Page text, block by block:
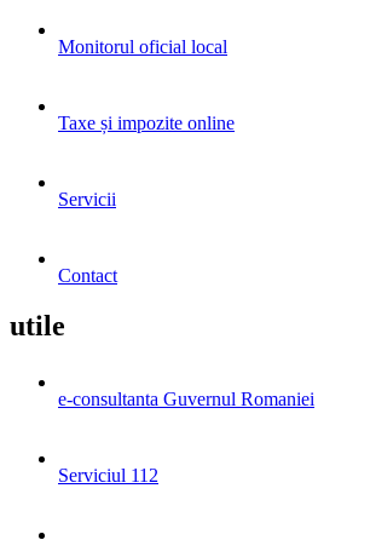
Monitorul oficial local
Taxe și impozite online
Servicii
Contact
utile
e-consultanta Guvernul Romaniei
Serviciul 112